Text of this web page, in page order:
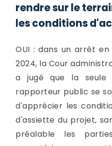
rendre sur le
les conditions
OUI : dans un arrêt
2024, la Cour
a jugé que la seule
rapporteur public se
d'apprécier les
d'assiette du projet,
préalable les